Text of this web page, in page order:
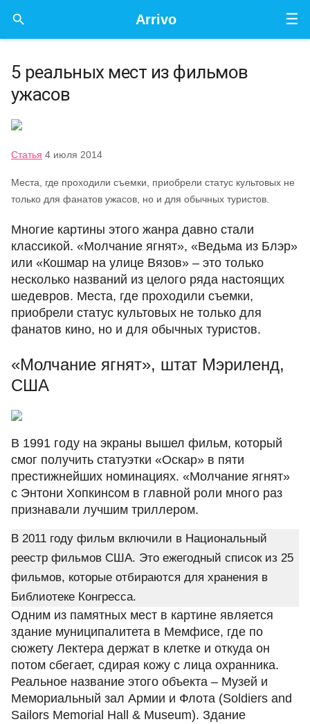
☰
Arrivo

5 реальных мест из фильмов
ужасов
Статья 4 июля 2014
Места, где проходили съемки, приобрели статус культовых не
только для фанатов ужасов, но и для обычных туристов.
Многие картины этого жанра давно стали
классикой. «Молчание ягнят», «Ведьма из Блэр»
или «Кошмар на улице Вязов» ‒ это только
несколько названий из целого ряда настоящих
шедевров. Места, где проходили съемки,
приобрели статус культовых не только для
фанатов кино, но и для обычных туристов.
«Молчание ягнят», штат Мэриленд,
США
В 1991 году на экраны вышел фильм, который
смог получить статуэтки «Оскар» в пяти
престижнейших номинациях. «Молчание ягнят»
с Энтони Хопкинсом в главной роли много раз
признавали лучшим триллером.
В 2011 году фильм включили в Национальный
реестр фильмов США. Это ежегодный список из 25
фильмов, которые отбираются для хранения в
Библиотеке Конгресса.
Одним из памятных мест в картине является
здание муниципалитета в Мемфисе, где по
сюжету Лектера держат в клетке и откуда он
потом сбегает, сдирая кожу с лица охранника.
Реальное название этого объекта – Музей и
Мемориальный зал Армии и Флота (Soldiers and
Sailors Memorial Hall & Museum). Здание